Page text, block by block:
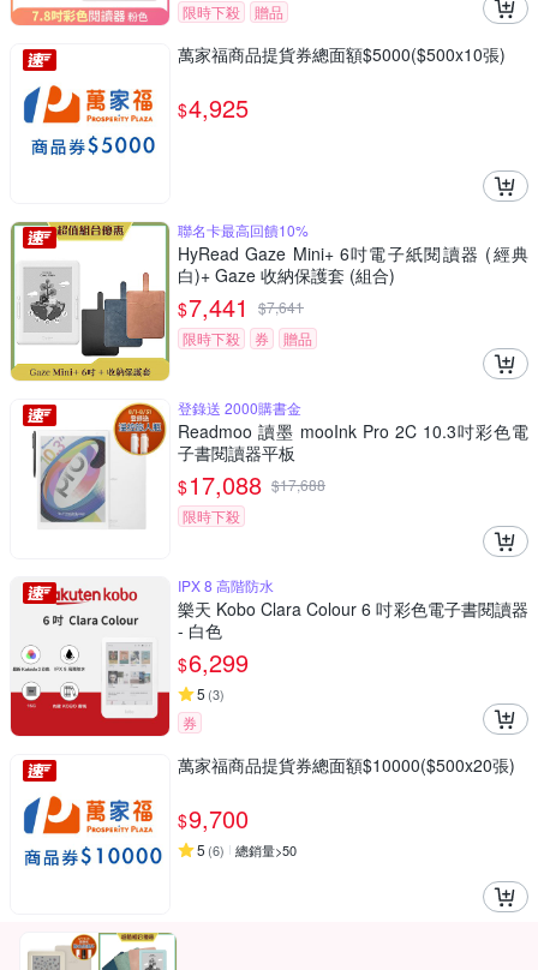
限時下殺 贈品
萬家福商品提貨券總面額$5000($500x10張)
$4,925
聯名卡最高回饋10%
HyRead Gaze Mini+ 6吋電子紙閱讀器 (經典
白)+ Gaze 收納保護套 (組合)
$7,441 $7,641
限時下殺
券 贈品
登錄送 2000購書金
Readmoo 讀墨 mooInk Pro 2C 10.3吋彩色電
子書閱讀器平板
$17,088 $17,688
限時下殺
IPX 8 高階防水
樂天 Kobo Clara Colour 6 吋彩色電子書閱讀器
- 白色
$6,299
5 (3)
券
萬家福商品提貨券總面額$10000($500x20張)
$9,700
5 (6) 總銷量>50